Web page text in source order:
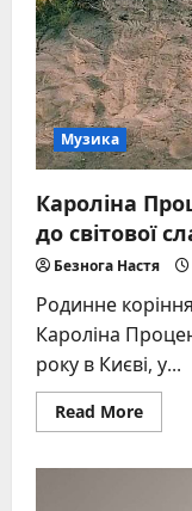
Музика
Кароліна
до світової
Безнога Настя
Родинне
Кароліна
року в Києві, у...
Read MoreRead
more